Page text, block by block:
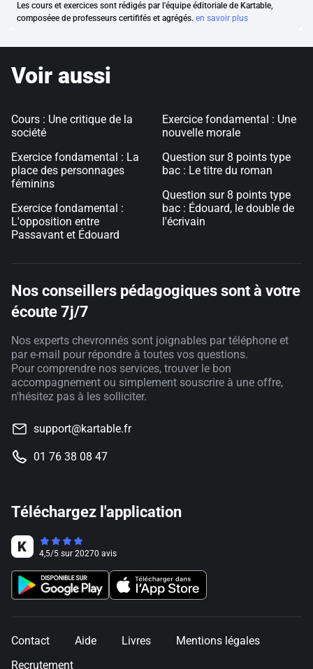
Les cours et exercices sont rédigés par l'équipe éditoriale de Kartable,
composéee de professeurs certififés et agrégés. en savoir plus
Voir aussi
Cours : Une critique de la
société
Exercice fondamental : La
place des personnages
féminins
Exercice fondamental :
L'opposition entre
Passavant et Édouard
Exercice fondamental : Une
nouvelle morale
Question sur 8 points type
bac : Le titre du roman
Question sur 8 points type
bac : Édouard, le double de
l'écrivain
Nos conseillers pédagogiques sont à votre
écoute 7j/7
Nos experts chevronnés sont joignables par téléphone et
par e-mail pour répondre à toutes vos questions.
Pour comprendre nos services, trouver le bon
accompagnement ou simplement souscrire à une offre,
n'hésitez pas à les solliciter.
support@kartable.fr
01 76 38 08 47
Téléchargez l'application
4,5/5 sur 20270 avis
Contact Aide Livres
Mentions légales
Recrutement